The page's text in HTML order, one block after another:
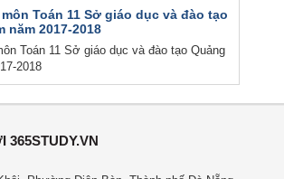
Toán 11 Sở giáo dục và đào tạo
năm 2017-2018
Toán 11 Sở giáo dục và đào tạo Quảng
2018
365STUDY.VN